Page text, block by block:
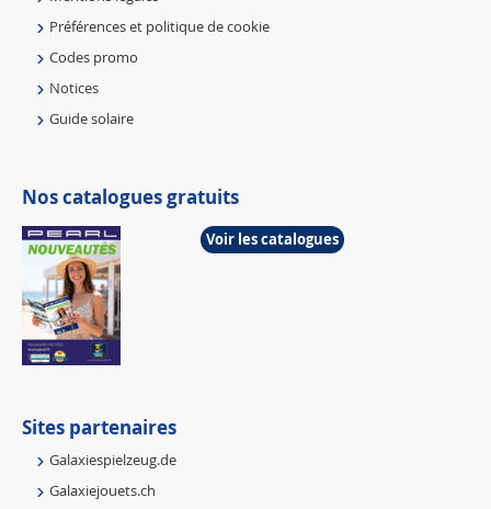
Préférences et politique de cookie
Codes promo
Notices
Guide solaire
Nos catalogues gratuits
Voir les catalogues
Sites partenaires
Galaxiespielzeug.de
Galaxiejouets.ch